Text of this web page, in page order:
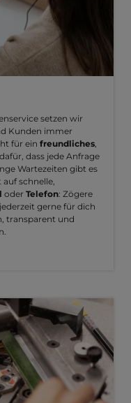
setzen wir
Kunden immer
für ein freundliches,
dass jede Anfrage
Wartezeiten gibt es
schnelle,
oder Telefon: Zögere
gerne für dich
transparent und